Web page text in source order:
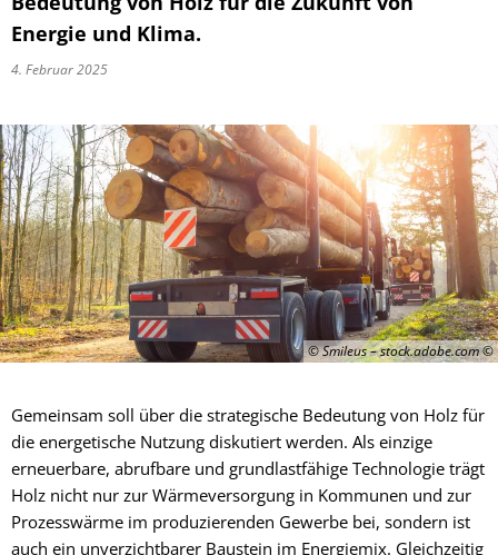
Energie und Klima.
4. Februar 2025
© Smileus – stock.adobe.com
Gemeinsam soll über die strategische Bedeutung von Holz für
die energetische Nutzung diskutiert werden. Als einzige
erneuerbare, abrufbare und grundlastfähige Technologie trägt
Holz nicht nur zur Wärmeversorgung in Kommunen und zur
Prozesswärme im produzierenden Gewerbe bei, sondern ist
auch ein unverzichtbarer Baustein im Energiemix. Gleichzeitig